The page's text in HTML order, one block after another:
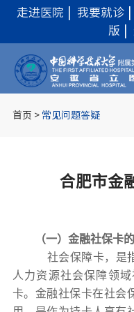
走进医院 我要就诊
版
首页 > 常见问题答疑
合肥市金
（一） 金融社保卡
社会保障卡，是
人力资源社会保障领
卡。金融社保卡在社会